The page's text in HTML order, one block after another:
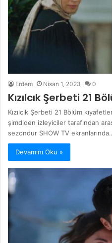
Erdem Nisan 1, 2023 0
Kızılcık Şerbeti 21
Kızılcık Şerbeti 21 Bölüm
şimdiden izleyiciler tarafından
sezondur SHOW TV
Devamını Oku »